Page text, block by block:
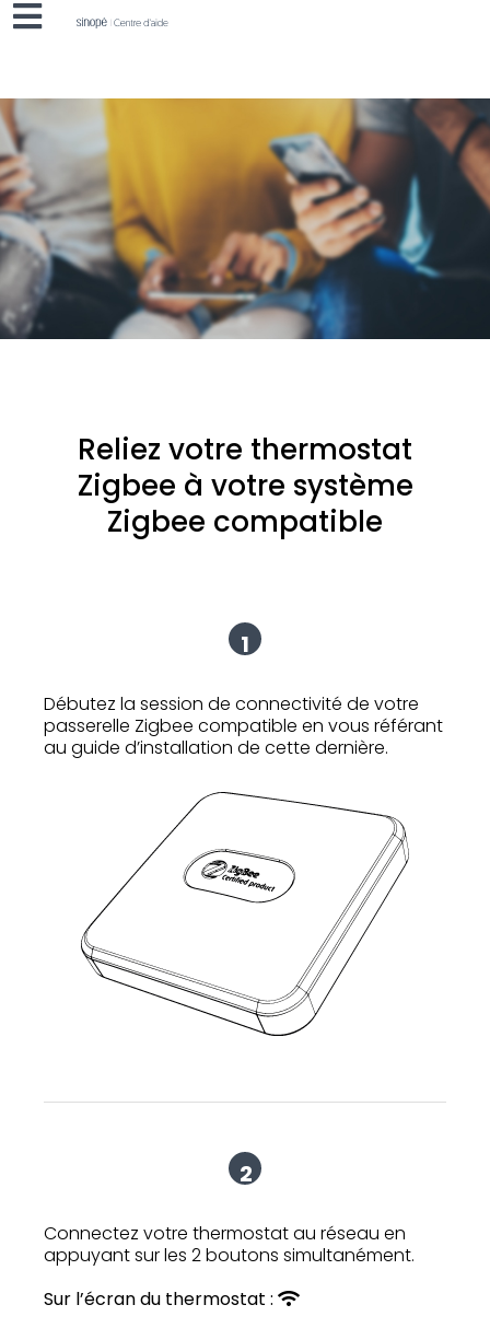
Reliez votre thermostat
Zigbee à votre système
Zigbee compatible
1
Débutez la session de connectivité de votre
passerelle Zigbee compatible en vous référant
au guide d’installation de cette dernière.
2
Connectez votre thermostat au réseau en
appuyant sur les 2 boutons simultanément.
Sur l’écran du thermostat :